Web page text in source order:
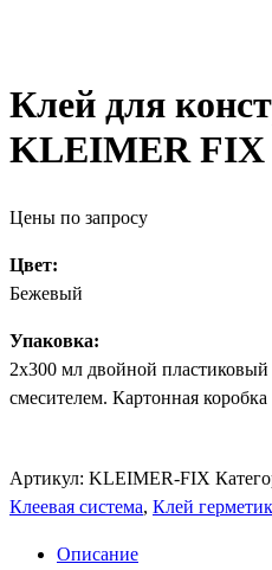
Клей для
KLEIMER FIX
Цены по запросу
Цвет:
Бежевый
Упаковка:
2х300 мл двойной
смесителем. Картонная
Артикул: KLEIMER-FIX
Клеевая система, Клей
Описание